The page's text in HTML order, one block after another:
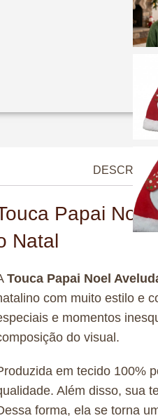
Papai
Natal
Touca Papai Noel
com muito estilo e
e momentos
do visual.
em tecido 100%
Além disso, sua
forma, ela se torna